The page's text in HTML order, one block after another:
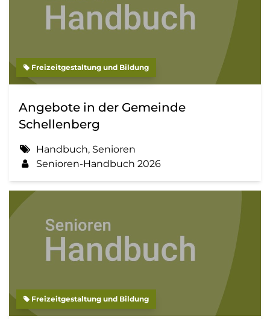
Freizeitgestaltung und Bildung
Angebote in der Gemeinde
Schellenberg
Handbuch, Senioren
Senioren-Handbuch 2026
Freizeitgestaltung und Bildung